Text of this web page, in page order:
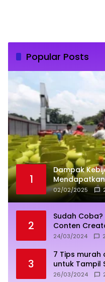
Popular Posts
1
Dampak
Mendapatkan
02/02/2025
2
Sudah
Conten
24/03/2024 2
3
7 Tips murah
untuk Tampil
26/03/2024